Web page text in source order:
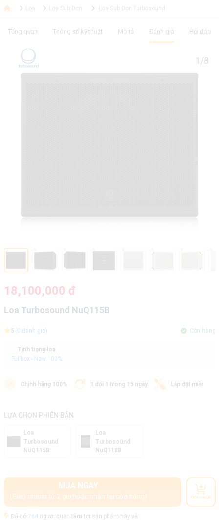
Tổng quan Thông số kỹ thuật Mô tả Đánh giá Hỏi đáp
1/8
18,100,000 đ
Loa Turbosound NuQ115B
5 (0 đánh giá) Còn hàng
Tình trạng loa
Fullbox - New 100%
Chính hãng 100% 1 đổi 1 trong 15 ngày Lắp đặt miễn phí
LỰA CHỌN PHIÊN BẢN
Loa
Turbosound
NuQ115B
Loa
Turbosound
NuQ118B
MUA NGAY
(Giao nhanh từ 2 giờ hoặc nhận tại cửa hàng) Thêm vào giỏ
Đã có 764người quan tâm tới sản phẩm này và